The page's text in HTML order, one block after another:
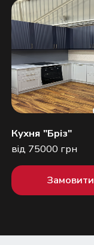
Кухня "Бріз"
від 75000 грн
Замовити